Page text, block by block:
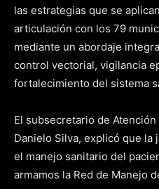
las estrategias que se
articulación con los 79
mediante un abordaje
control vectorial, vigilancia
fortalecimiento del sistema
El subsecretario de
Danielo Silva, explicó que la
el manejo sanitario del
armamos la Red de Manejo